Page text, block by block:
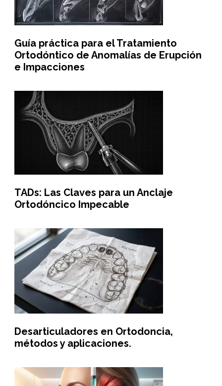
Guía práctica para el Tratamiento
Ortodóntico de Anomalías de Erupción
e Impacciones
TADs: Las Claves para un Anclaje
Ortodóncico Impecable
Desarticuladores en Ortodoncia,
métodos y aplicaciones.